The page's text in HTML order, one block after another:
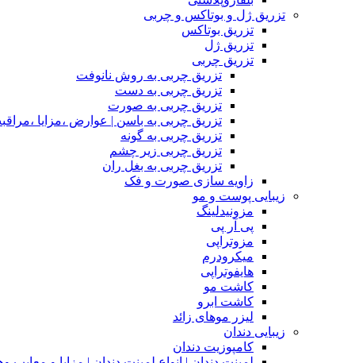
تزریق ژل و بوتاکس و چربی
تزریق بوتاکس
تزریق ژل
تزریق چربی
تزریق چربی به روش نانوفت
تزریق چربی به دست
تزریق چربی به صورت
تزریق چربی به باسن | عوارض ،مزایا
تزریق چربی به گونه
تزریق چربی زیر چشم
تزریق چربی به بغل ران
زاویه سازی صورت و فک
زیبایی پوست و مو
مزونیدلینگ
پی آر پی
مزوتراپی
میکرودرم
هایفوتراپی
کاشت مو
کاشت ابرو
لیزر موهای زائد
زیبایی دندان
کامپوزیت دندان